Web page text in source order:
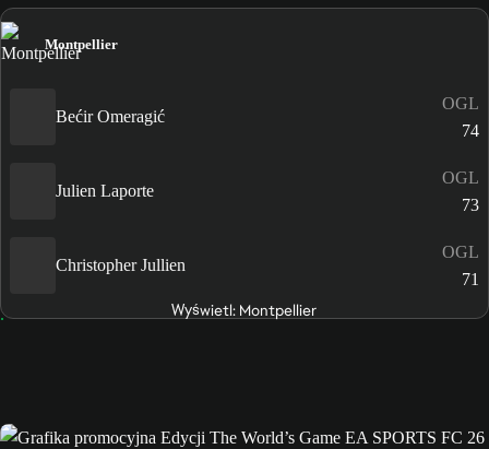
Montpellier
Bećir Omeragić
OGL
74
Julien Laporte
OGL
73
Christopher Jullien
OGL
71
Wyświetl: Montpellier